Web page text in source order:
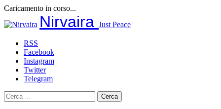
Caricamento in corso...
al
Nirvaira Just Peace
RSS
Facebook
Instagram
Twitter
Telegram
Ricerca
per: